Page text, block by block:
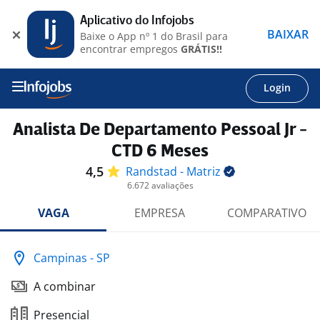
Login
Analista De Departamento Pessoal Jr -
CTD 6 Meses
4,5 Randstad - Matriz
6.672 avaliações
VAGA EMPRESA COMPARATIVO
Campinas - SP
A combinar
Presencial
Aplicativo do Infojobs
Baixe o App nº 1 do Brasil para
encontrar empregos GRÁTIS!!
BAIXAR